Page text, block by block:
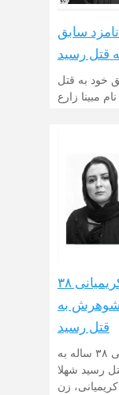
دست نامزد سابق
قتل رسید
سابق خود به قتل
قتل ناموسی در مهاباد: شهلا کریمیانی ۳۸
شوهرش به
قتل رسید
قتل ناموسی در مهاباد: شهلا کریمیانی ۳۸ ساله به
رسید شهلا
کریمیانی، زن